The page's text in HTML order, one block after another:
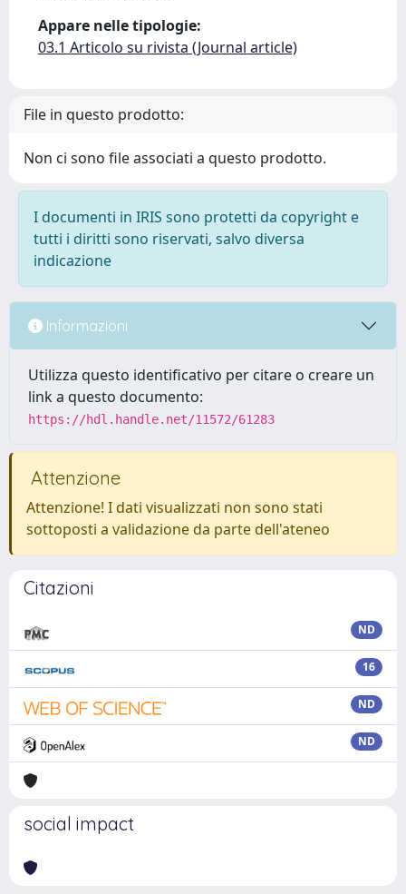
Appare nelle tipologie:
03.1 Articolo su rivista (Journal article)
File in questo prodotto:
Non ci sono file associati a questo prodotto.
I documenti in IRIS sono protetti da copyright e
tutti i diritti sono riservati, salvo diversa
indicazione
Informazioni
Utilizza questo identificativo per citare o creare un
link a questo documento:
https://hdl.handle.net/11572/61283
Attenzione
Attenzione! I dati visualizzati non sono stati
sottoposti a validazione da parte dell'ateneo
Citazioni
ND
16
ND
ND
social impact